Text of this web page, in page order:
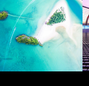
Mauritius